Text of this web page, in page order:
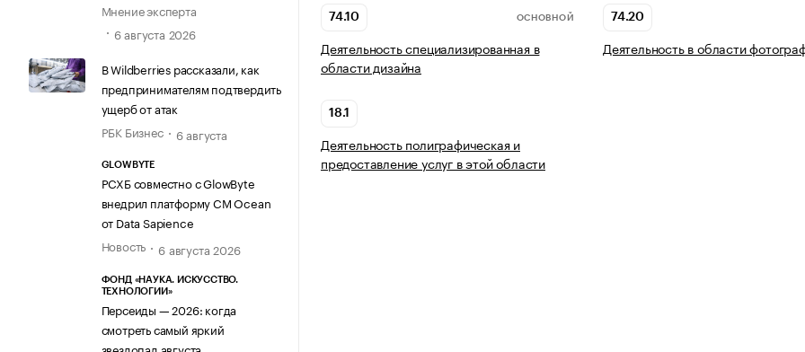
Мнение эксперта
6 августа 2026
В Wildberries рассказали, как
предпринимателям подтвердить
ущерб от атак
РБК Бизнес
6 августа
GLOWBYTE
РСХБ совместно с GlowByte
внедрил платформу CM Ocean
от Data Sapience
Новость
6 августа 2026
ФОНД «НАУКА. ИСКУССТВО.
ТЕХНОЛОГИИ»
Персеиды — 2026: когда
смотреть самый яркий
звездопад августа
74.10 ОСНОВНОЙ
Деятельность специализированная в
области дизайна
74.20
Деятельность в области
18.1
Деятельность полиграфическая и
предоставление услуг в этой области